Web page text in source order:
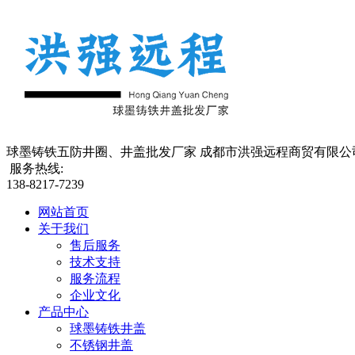
球墨铸铁五防井圈、井盖批发厂家 成都市洪强远程商贸有限公
服务热线:
138-8217-7239
网站首页
关于我们
售后服务
技术支持
服务流程
企业文化
产品中心
球墨铸铁井盖
不锈钢井盖